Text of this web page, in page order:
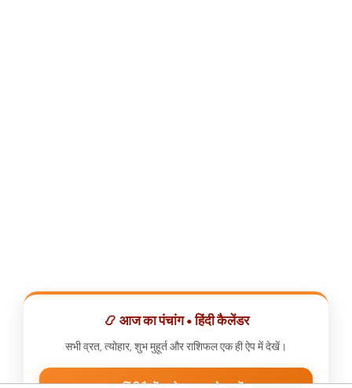
📿 आज का पंचांग • हिंदी कैलेंडर
सभी व्रत, त्योहार, शुभ मुहूर्त और राशिफल एक ही ऐप में देखें।